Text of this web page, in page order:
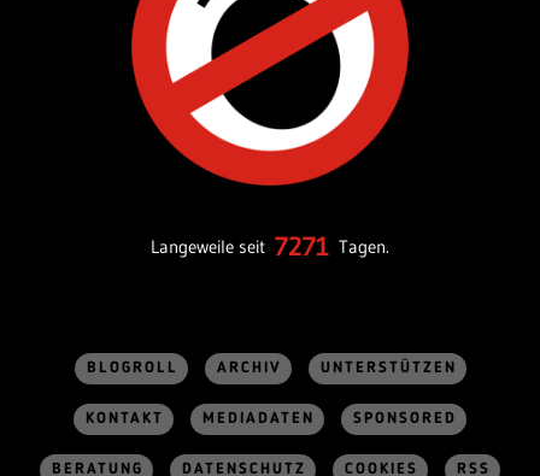
Langeweile seit 7271 Tagen.
BLOGROLL ARCHIV UNTERSTÜTZEN
KONTAKT MEDIADATEN SPONSORED
BERATUNG DATENSCHUTZ COOKIES RSS